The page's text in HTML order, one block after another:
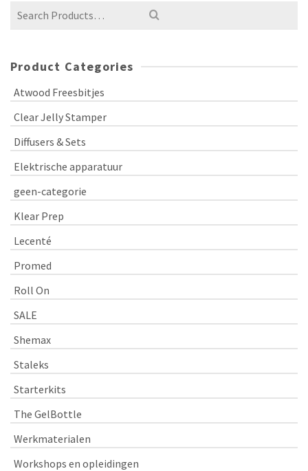
Product Categories
Atwood Freesbitjes
Clear Jelly Stamper
Diffusers & Sets
Elektrische apparatuur
geen-categorie
Klear Prep
Lecenté
Promed
Roll On
SALE
Shemax
Staleks
Starterkits
The GelBottle
Werkmaterialen
Workshops en opleidingen